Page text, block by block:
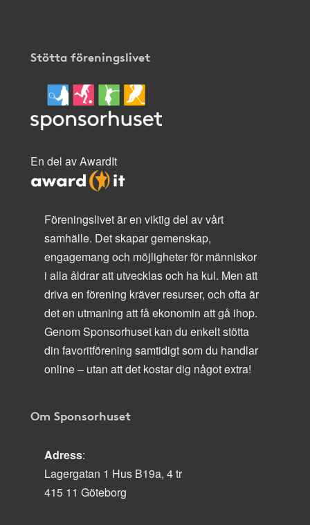
Stötta föreningslivet
En del av AwardIt
Föreningslivet är en viktig del av vårt
samhälle. Det skapar gemenskap,
engagemang och möjligheter för människor
i alla åldrar att utvecklas och ha kul. Men att
driva en förening kräver resurser, och ofta är
det en utmaning att få ekonomin att gå ihop.
Genom Sponsorhuset kan du enkelt stötta
din favoritförening samtidigt som du handlar
online – utan att det kostar dig något extra!
Om Sponsorhuset
Adress:
Lagergatan 1 Hus B19a, 4 tr
415 11 Göteborg